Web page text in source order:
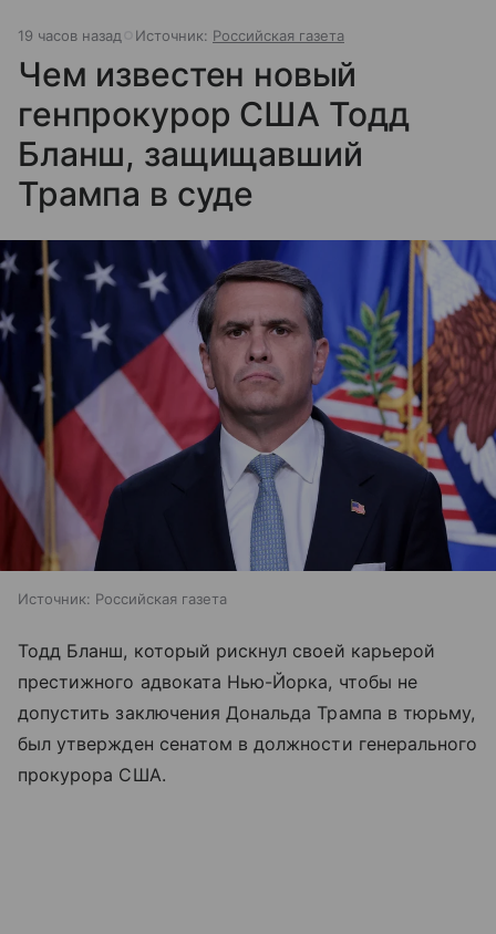
19 часов назад Источник: Российская газета
Чем известен новый
генпрокурор США Тодд
Бланш, защищавший
Трампа в суде
Источник: Российская газета
Тодд Бланш, который рискнул своей карьерой
престижного адвоката Нью-Йорка, чтобы не
допустить заключения Дональда Трампа в тюрьму,
был утвержден сенатом в должности генерального
прокурора США.